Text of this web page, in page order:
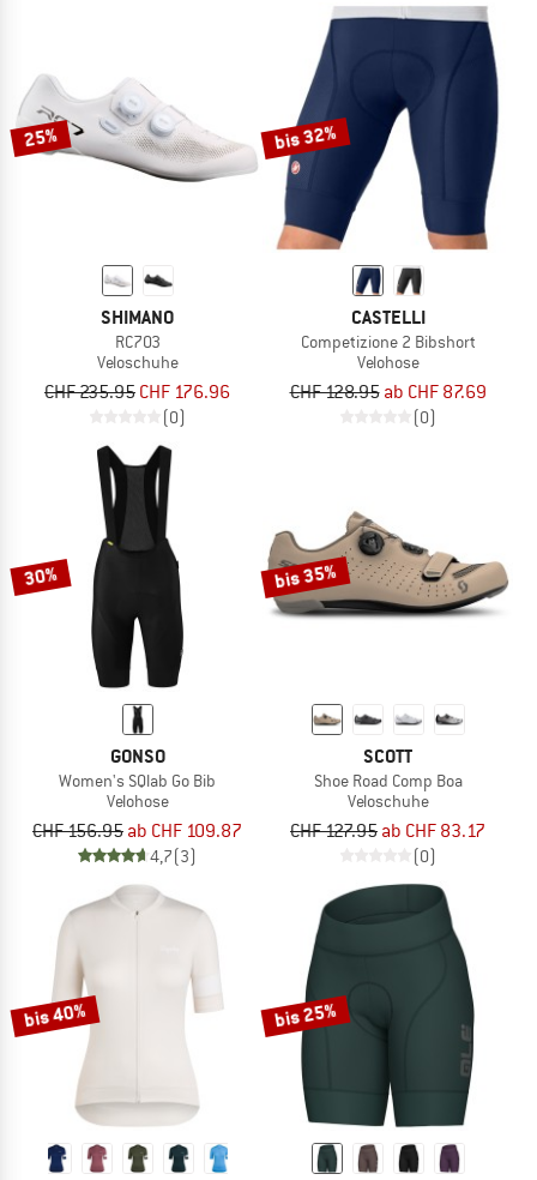
25%
SHIMANO
RC703
Veloschuhe
CHF 235.95 CHF 176.96
(0)
bis 32%
CASTELLI
Competizione 2 Bibshort
Velohose
CHF 128.95 ab CHF 87.69
(0)
30%
GONSO
Women's SQlab Go Bib
Velohose
CHF 156.95 ab CHF 109.87
4,7(3)
bis 35%
SCOTT
Shoe Road Comp Boa
Veloschuhe
CHF 127.95 ab CHF 83.17
(0)
bis 40% bis 25%